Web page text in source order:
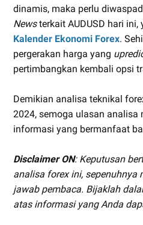
dinamis, maka perlu
Newsterkait AUDUSD hari ini,
Kalender Ekonomi Forex.
pergerakan harga yang
pertimbangkan kembali opsi
Demikian analisa teknikal
2024, semoga ulasan analisa
informasi yang bermanfaat
Disclaimer ON: Keputusan
analisa forex ini, sepenuhnya
jawab pembaca. Bijaklah
atas informasi yang Anda